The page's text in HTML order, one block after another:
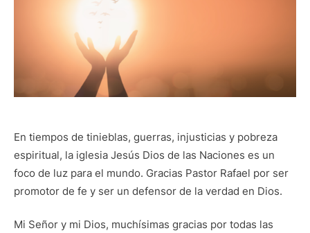
En tiempos de tinieblas, guerras, injusticias y pobreza
espiritual, la iglesia Jesús Dios de las Naciones es un
foco de luz para el mundo. Gracias Pastor Rafael por ser
promotor de fe y ser un defensor de la verdad en Dios.
Mi Señor y mi Dios, muchísimas gracias por todas las